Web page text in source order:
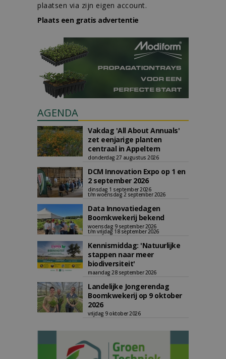
plaatsen via zijn eigen account.
Plaats een gratis advertentie
AGENDA
Vakdag 'All About Annuals'
zet eenjarige planten
centraal in Appeltern
donderdag 27 augustus 2026
DCM Innovation Expo op 1 en
2 september 2026
dinsdag 1 september 2026
t/m woensdag 2 september 2026
Data Innovatiedagen
Boomkwekerij bekend
woensdag 9 september 2026
t/m vrijdag 18 september 2026
Kennismiddag: 'Natuurlijke
stappen naar meer
biodiversiteit'
maandag 28 september 2026
Landelijke Jongerendag
Boomkwekerij op 9 oktober
2026
vrijdag 9 oktober 2026